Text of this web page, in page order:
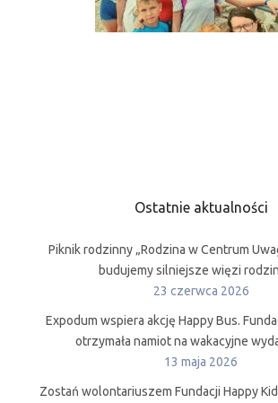
Ostatnie aktualności
Piknik rodzinny „Rodzina w Centrum
budujemy silniejsze więzi
23 czerwca 2026
Expodum wspiera akcję Happy Bus.
otrzymała namiot na wakacyjne
13 maja 2026
Zostań wolontariuszem Fundacji Happy